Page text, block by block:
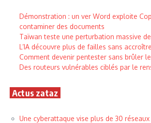
Démonstration : un ver Word exploite
contaminer des documents
Taïwan teste une perturbation massive
L’IA découvre plus de failles sans
Comment devenir pentester sans brûler
Des routeurs vulnérables ciblés par le
Actus zataz
Une cyberattaque vise plus de 30 réseaux